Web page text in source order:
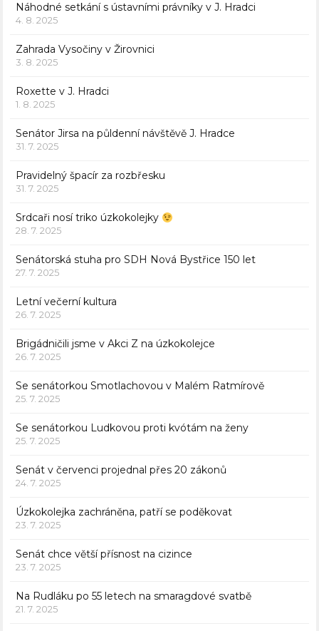
Náhodné setkání s ústavními právníky v J. Hradci
4. 8. 2025
Zahrada Vysočiny v Žirovnici
3. 8. 2025
Roxette v J. Hradci
1. 8. 2025
Senátor Jirsa na půldenní návštěvě J. Hradce
31. 7. 2025
Pravidelný špacír za rozbřesku
31. 7. 2025
Srdcaři nosí triko úzkokolejky
28. 7. 2025
Senátorská stuha pro SDH Nová Bystřice 150 let
27. 7. 2025
Letní večerní kultura
26. 7. 2025
Brigádničili jsme v Akci Z na úzkokolejce
26. 7. 2025
Se senátorkou Smotlachovou v Malém Ratmírově
25. 7. 2025
Se senátorkou Ludkovou proti kvótám na ženy
25. 7. 2025
Senát v červenci projednal přes 20 zákonů
24. 7. 2025
Úzkokolejka zachráněna, patří se poděkovat
23. 7. 2025
Senát chce větší přísnost na cizince
23. 7. 2025
Na Rudláku po 55 letech na smaragdové svatbě
21. 7. 2025